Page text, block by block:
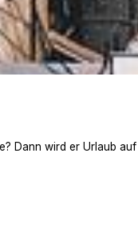
Dann wird er Urlaub